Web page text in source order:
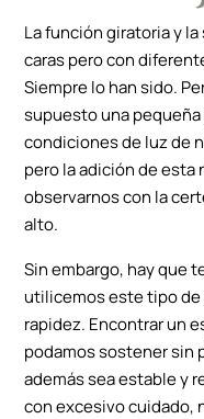
La función giratoria y
caras pero con
Siempre lo han sido.
supuesto una
condiciones de luz de
pero la adición de
observarnos con la
alto.
Sin embargo, hay que
utilicemos este tipo de
rapidez. Encontrar un
podamos sostener sin
además sea estable y
con excesivo cuidado,